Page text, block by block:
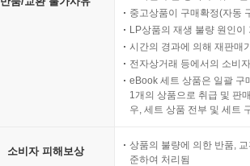
중고상품이 구매확정(자동
LP상품의 재생 불량 원인
시간의 경과에 의해 재판매
전자상거래 등에서의 소비
eBook 세트 상품은 일괄 구
1개의 상품으로 취급 및 판
우, 세트 상품 전부 및 세트
소비자 피해보상
상품의 불량에 의한 반품,
준하여 처리됨